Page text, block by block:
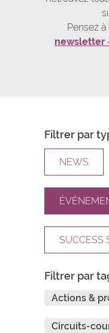
Pensez à
newsletter
Filtrer par
NEWS
SUCCESS
Filtrer par
Actions &
Circuits-